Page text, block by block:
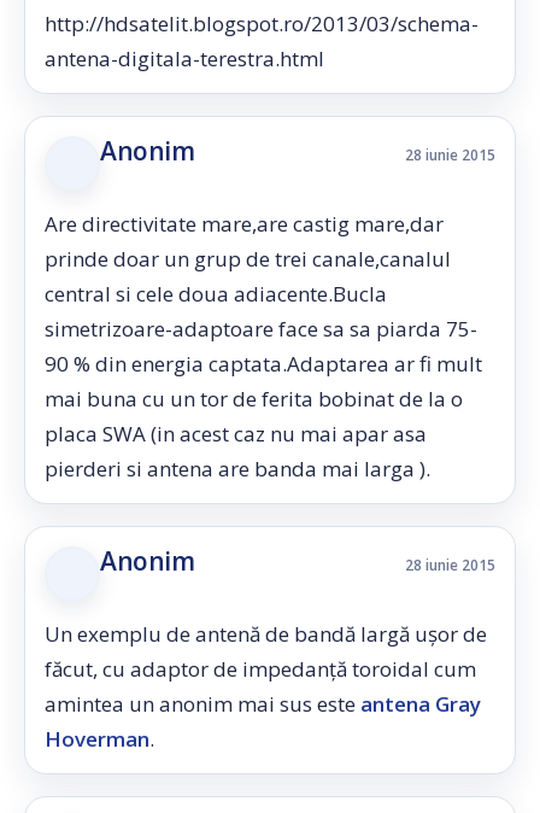
http://hdsatelit.blogspot.ro/2013/03/schema-
antena-digitala-terestra.html
Anonim 28 iunie 2015
Are directivitate mare,are castig mare,dar
prinde doar un grup de trei canale,canalul
central si cele doua adiacente.Bucla
simetrizoare-adaptoare face sa sa piarda 75-
90 % din energia captata.Adaptarea ar fi mult
mai buna cu un tor de ferita bobinat de la o
placa SWA (in acest caz nu mai apar asa
pierderi si antena are banda mai larga ).
Anonim 28 iunie 2015
Un exemplu de antenă de bandă largă ușor de
făcut, cu adaptor de impedanță toroidal cum
amintea un anonim mai sus este antena Gray
Hoverman.